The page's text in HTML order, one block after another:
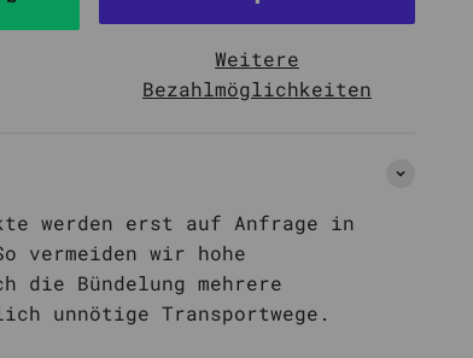
Weitere
Bezahlmöglichkeiten
werden erst auf Anfrage in
vermeiden wir hohe
die Bündelung mehrere
unnötige Transportwege.